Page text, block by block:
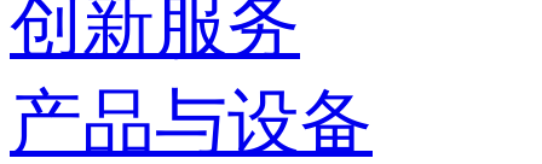
创新服务
产品与设备